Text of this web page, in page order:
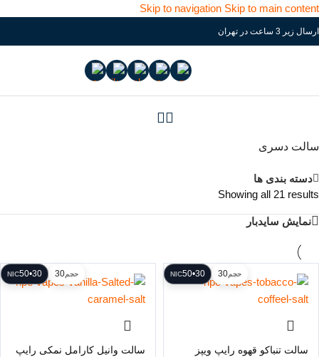
Skip to navigation Skip to main content
ارسال زیر 3 ساعت در تهران
سالت دسری
دسته بندی ها
Showing all 21 results
نمایش سایدبار
حجم30
30•50
NIC
سالت تنباکو قهوه رایپ ویپز
حجم30
30•50
NIC
سالت وانیل کارامل نمکی رایپ